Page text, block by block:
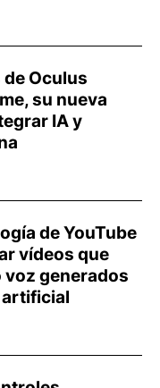
Oculus
su nueva
IA y
de YouTube
vídeos que
generados